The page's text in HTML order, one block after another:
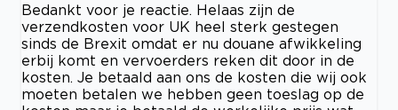
Bedankt voor je reactie. Helaas zijn de
verzendkosten voor UK heel sterk gestegen
sinds de Brexit omdat er nu douane afwikkeling
erbij komt en vervoerders reken dit door in de
kosten. Je betaald aan ons de kosten die wij ook
moeten betalen we hebben geen toeslag op de